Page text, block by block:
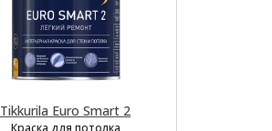
Tikkurila Euro Smart 2